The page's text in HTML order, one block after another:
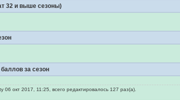
32 и выше сезоны)
за сезон
06 окт 2017, 11:25, всего редактировалось 127 раз(а).